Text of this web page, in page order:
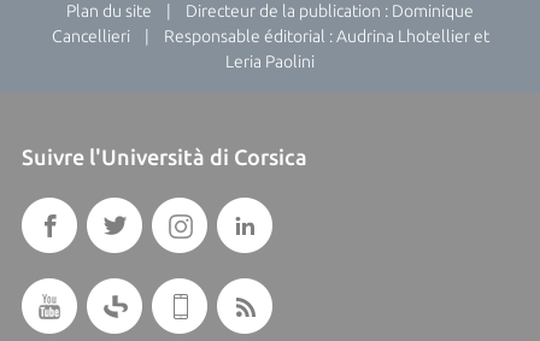
Plan du site | Directeur de la publication : Dominique
Cancellieri | Responsable éditorial : Audrina Lhotellier et
Leria Paolini
Suivre l'Università di Corsica